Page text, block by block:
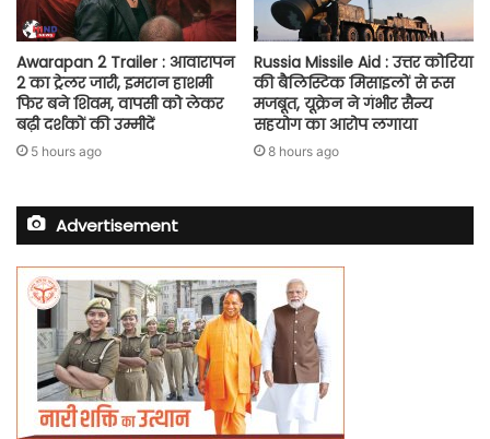
Awarapan 2 Trailer : आवारापन
2 का ट्रेलर जारी, इमरान हाशमी
फिर बने शिवम, वापसी को लेकर
बढ़ी दर्शकों की उम्मीदें
5 hours ago
Russia Missile Aid : उत्तर कोरिया
की बैलिस्टिक मिसाइलों से रूस
मजबूत, यूक्रेन ने गंभीर सैन्य
सहयोग का आरोप लगाया
8 hours ago
Advertisement